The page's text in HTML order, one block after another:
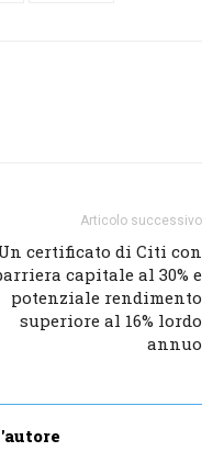
Articolo successivo
certificato di Citi con
capitale al 30% e
potenziale rendimento
superiore al 16% lordo
annuo